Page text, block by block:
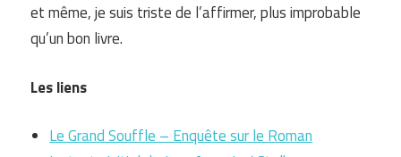
et même, je suis triste de l’affirmer, plus improbable
qu’un bon livre.
Les liens
Le Grand Souffle – Enquête sur le Roman